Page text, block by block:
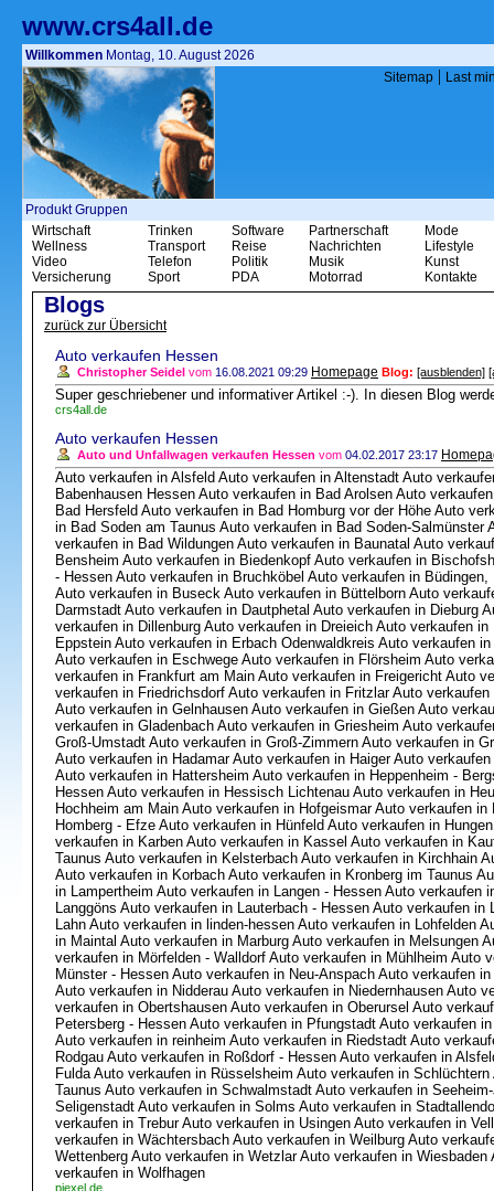
www.crs4all.de
Willkommen Montag, 10. August 2026
Sitemap | Last
Produkt Gruppen
Wirtschaft
Wellness
Video
Versicherung
Trinken
Transport
Telefon
Sport
Software
Reise
Politik
PDA
Partnerschaft
Nachrichten
Musik
Motorrad
Mode
Lifestyle
Kunst
Kontakte
Blogs
zurück zur Übersicht
Auto verkaufen Hessen
Christopher Seidel vom 16.08.2021 09:29 Homepage Blog: [ausblenden]
Super geschriebener und informativer Artikel :-). In diesen Blog
crs4all.de
Auto verkaufen Hessen
Auto und Unfallwagen verkaufen Hessen vom 04.02.2017 23:17
Auto verkaufen in Alsfeld Auto verkaufen in Altenstadt Auto
Babenhausen Hessen Auto verkaufen in Bad Arolsen Auto
Bad Hersfeld Auto verkaufen in Bad Homburg vor der Höhe Auto
in Bad Soden am Taunus Auto verkaufen in Bad Soden-Salmünster
verkaufen in Bad Wildungen Auto verkaufen in Baunatal Auto
Bensheim Auto verkaufen in Biedenkopf Auto verkaufen in
- Hessen Auto verkaufen in Bruchköbel Auto verkaufen in
Auto verkaufen in Buseck Auto verkaufen in Büttelborn Auto
Darmstadt Auto verkaufen in Dautphetal Auto verkaufen in Dieburg
verkaufen in Dillenburg Auto verkaufen in Dreieich Auto verkaufen
Eppstein Auto verkaufen in Erbach Odenwaldkreis Auto verkaufen
Auto verkaufen in Eschwege Auto verkaufen in Flörsheim Auto
verkaufen in Frankfurt am Main Auto verkaufen in Freigericht Auto
verkaufen in Friedrichsdorf Auto verkaufen in Fritzlar Auto
Auto verkaufen in Gelnhausen Auto verkaufen in Gießen Auto
verkaufen in Gladenbach Auto verkaufen in Griesheim Auto
Groß-Umstadt Auto verkaufen in Groß-Zimmern Auto verkaufen in
Auto verkaufen in Hadamar Auto verkaufen in Haiger Auto
Auto verkaufen in Hattersheim Auto verkaufen in Heppenheim -
Hessen Auto verkaufen in Hessisch Lichtenau Auto verkaufen in
Hochheim am Main Auto verkaufen in Hofgeismar Auto verkaufen
Homberg - Efze Auto verkaufen in Hünfeld Auto verkaufen in
verkaufen in Karben Auto verkaufen in Kassel Auto verkaufen in
Taunus Auto verkaufen in Kelsterbach Auto verkaufen in Kirchhain
Auto verkaufen in Korbach Auto verkaufen in Kronberg im Taunus
in Lampertheim Auto verkaufen in Langen - Hessen Auto verkaufen
Langgöns Auto verkaufen in Lauterbach - Hessen Auto verkaufen
Lahn Auto verkaufen in linden-hessen Auto verkaufen in Lohfelden
in Maintal Auto verkaufen in Marburg Auto verkaufen in Melsungen
verkaufen in Mörfelden - Walldorf Auto verkaufen in Mühlheim Auto
Münster - Hessen Auto verkaufen in Neu-Anspach Auto verkaufen
Auto verkaufen in Nidderau Auto verkaufen in Niedernhausen Auto
verkaufen in Obertshausen Auto verkaufen in Oberursel Auto
Petersberg - Hessen Auto verkaufen in Pfungstadt Auto verkaufen
Auto verkaufen in reinheim Auto verkaufen in Riedstadt Auto
Rodgau Auto verkaufen in Roßdorf - Hessen Auto verkaufen in
Fulda Auto verkaufen in Rüsselsheim Auto verkaufen in
Taunus Auto verkaufen in Schwalmstadt Auto verkaufen in
Seligenstadt Auto verkaufen in Solms Auto verkaufen in
verkaufen in Trebur Auto verkaufen in Usingen Auto verkaufen in
verkaufen in Wächtersbach Auto verkaufen in Weilburg Auto
Wettenberg Auto verkaufen in Wetzlar Auto verkaufen in
verkaufen in Wolfhagen
piexel.de